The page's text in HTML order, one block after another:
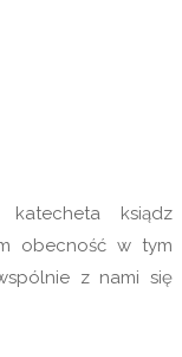
wszyscy
uczestniczyli we
dla nas
ksiądz
obecność w tym
z nami się